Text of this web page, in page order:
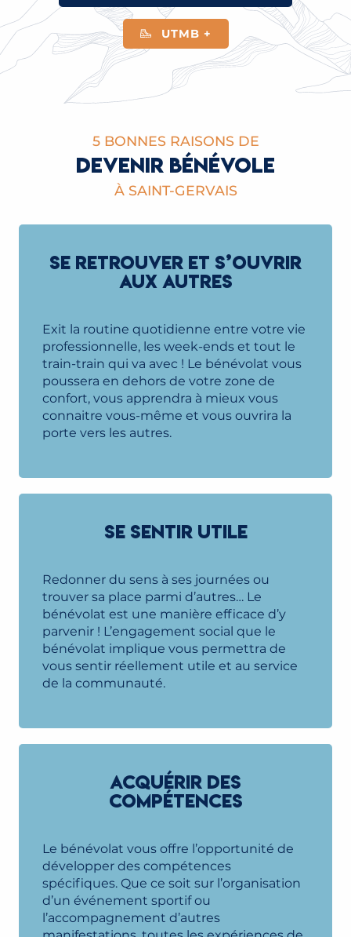
UTMB +
5 BONNES RAISONS DE
DEVENIR BÉNÉVOLE
À SAINT-GERVAIS
SE RETROUVER ET S’OUVRIR
AUX AUTRES
Exit la routine quotidienne entre votre vie
professionnelle, les week-ends et tout le
train-train qui va avec ! Le bénévolat vous
poussera en dehors de votre zone de
confort, vous apprendra à mieux vous
connaitre vous-même et vous ouvrira la
porte vers les autres.
SE SENTIR UTILE
Redonner du sens à ses journées ou
trouver sa place parmi d’autres… Le
bénévolat est une manière efficace d’y
parvenir ! L’engagement social que le
bénévolat implique vous permettra de
vous sentir réellement utile et au service
de la communauté.
ACQUÉRIR DES
COMPÉTENCES
Le bénévolat vous offre l’opportunité de
développer des compétences
spécifiques. Que ce soit sur l’organisation
d’un événement sportif ou
l’accompagnement d’autres